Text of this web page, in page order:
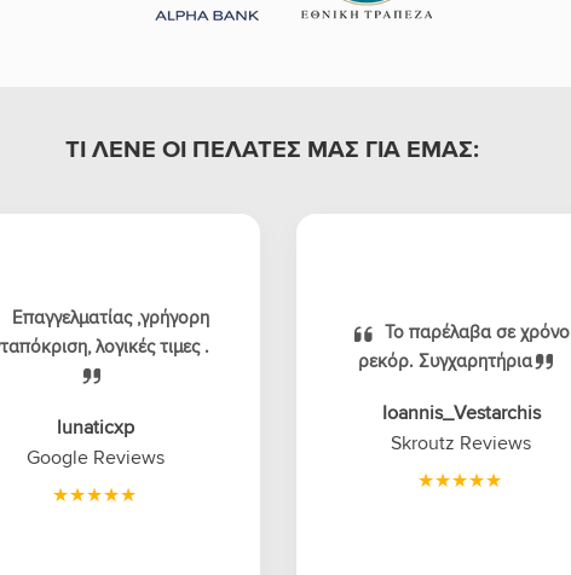
ΤΙ ΛΕΝΕ ΟΙ ΠΕΛΑΤΕΣ ΜΑΣ ΓΙΑ ΕΜΑΣ:
Επαγγελματίας ,γρήγορη
λογικές τιμες .
lunaticxp
Google Reviews
Το παρέλαβα σε χρόνο
ρεκόρ. Συγχαρητήρια
Ioannis_Vestarchis
Skroutz Reviews